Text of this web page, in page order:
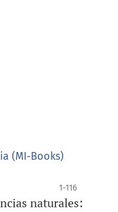
(MI-Books)
1-116
naturales: